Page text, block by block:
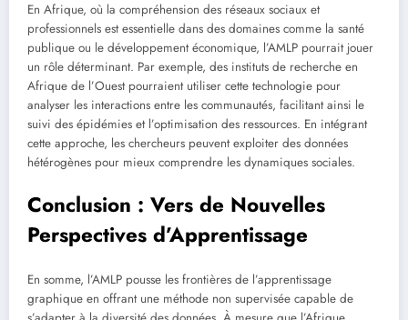
En Afrique, où la compréhension des réseaux sociaux et
professionnels est essentielle dans des domaines comme la santé
publique ou le développement économique, l’AMLP pourrait jouer
un rôle déterminant. Par exemple, des instituts de recherche en
Afrique de l’Ouest pourraient utiliser cette technologie pour
analyser les interactions entre les communautés, facilitant ainsi le
suivi des épidémies et l’optimisation des ressources. En intégrant
cette approche, les chercheurs peuvent exploiter des données
hétérogènes pour mieux comprendre les dynamiques sociales.
Conclusion : Vers de Nouvelles
Perspectives d’Apprentissage
En somme, l’AMLP pousse les frontières de l’apprentissage
graphique en offrant une méthode non supervisée capable de